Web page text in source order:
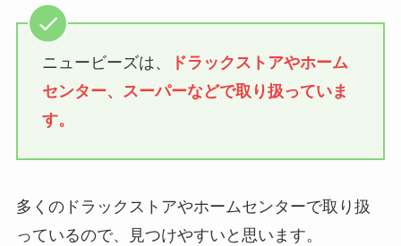
ニュービーズは、
ドラックストアやホーム
センター、スーパーなどで取り扱っていま
す。
多くのドラックストアやホームセンターで取り扱
っているので、見つけやすいと思います。